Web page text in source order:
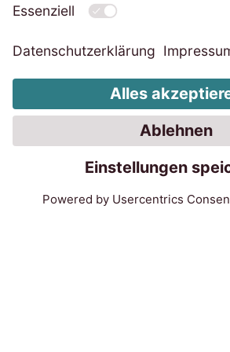
EOS Technology
GmbH
Steindamm 71
20099 Hamburg
+49 40 2850-0
post@eos-ts.com